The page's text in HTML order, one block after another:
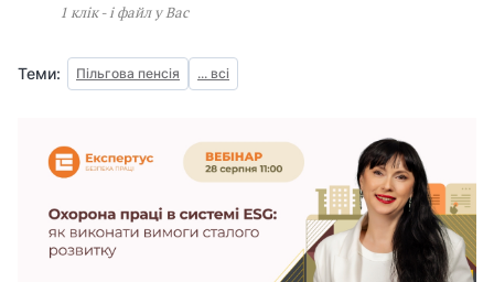
1 клік - і файл у Вас
Теми: Пільгова пенсія ... всі